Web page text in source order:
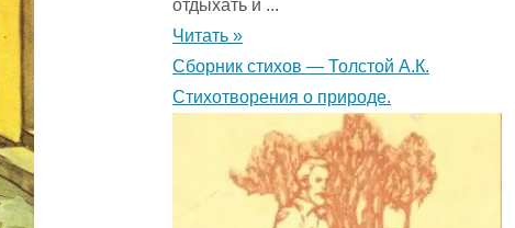
отдыхать и ...
Читать »
Сборник стихов — Толстой А.К.
Стихотворения о природе.